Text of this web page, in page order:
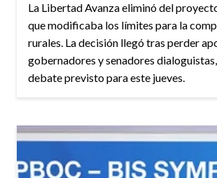
La Libertad Avanza eliminó del
que modificaba los límites para la
rurales. La decisión llegó tras perder
gobernadores y senadores
debate previsto para este jueves.